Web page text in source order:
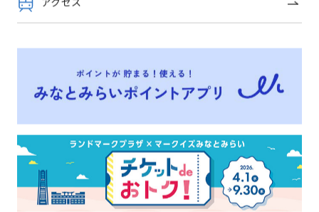
みなとみらいポイントアプリ
キッズ＆ベビーガイド